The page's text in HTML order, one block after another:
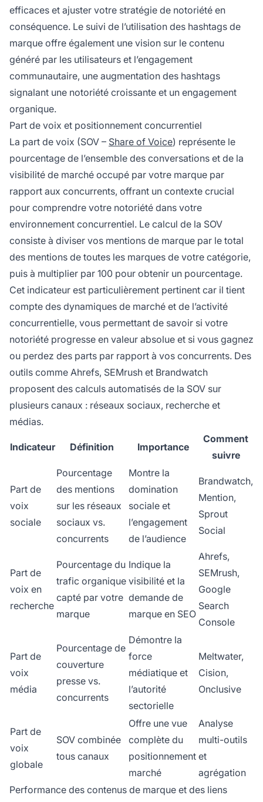
efficaces et ajuster votre stratégie de notoriété en
conséquence. Le suivi de l’utilisation des hashtags de
marque offre également une vision sur le contenu
généré par les utilisateurs et l’engagement
communautaire, une augmentation des hashtags
signalant une notoriété croissante et un engagement
organique.
Part de voix et positionnement concurrentiel
La part de voix (SOV – Share of Voice) représente le
pourcentage de l’ensemble des conversations et de la
visibilité de marché occupé par votre marque par
rapport aux concurrents, offrant un contexte crucial
pour comprendre votre notoriété dans votre
environnement concurrentiel. Le calcul de la SOV
consiste à diviser vos mentions de marque par le total
des mentions de toutes les marques de votre catégorie,
puis à multiplier par 100 pour obtenir un pourcentage.
Cet indicateur est particulièrement pertinent car il tient
compte des dynamiques de marché et de l’activité
concurrentielle, vous permettant de savoir si votre
notoriété progresse en valeur absolue et si vous gagnez
ou perdez des parts par rapport à vos concurrents. Des
outils comme Ahrefs, SEMrush et Brandwatch
proposent des calculs automatisés de la SOV sur
plusieurs canaux : réseaux sociaux, recherche et
médias.
Indicateur Définition Importance
Comment
suivre
Part de
voix
sociale
Pourcentage
des mentions
sur les réseaux
sociaux vs.
concurrents
Montre la
domination
sociale et
l’engagement
de l’audience
Brandwatch,
Mention,
Sprout
Social
Part de
voix en
recherche
Pourcentage du
trafic organique
capté par votre
marque
Indique la
visibilité et la
demande de
marque en SEO
Ahrefs,
SEMrush,
Google
Search
Console
Part de
voix
média
Pourcentage de
couverture
presse vs.
concurrents
Démontre la
force
médiatique et
l’autorité
sectorielle
Meltwater,
Cision,
Onclusive
Part de
voix
globale
SOV combinée
tous canaux
Offre une vue
complète du
positionnement
marché
Analyse
multi-outils
et
agrégation
Performance des contenus de marque et des liens